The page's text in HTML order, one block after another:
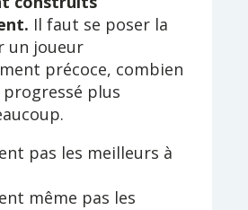
Il faut se poser la
un joueur
précoce, combien
plus
pas les meilleurs à
même pas les